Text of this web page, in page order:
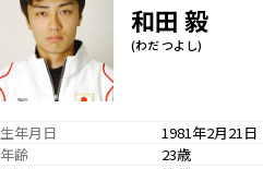
和田 毅
(わだ つよし)
生年月日
1981年2月21日
年齢
23歳